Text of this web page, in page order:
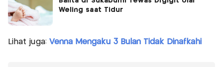
Weling saat Tidur
Lihat juga: Venna Mengaku 3 Bulan Tidak Dinafkahi